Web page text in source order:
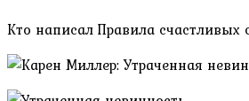
Кто написал Правила счастливых